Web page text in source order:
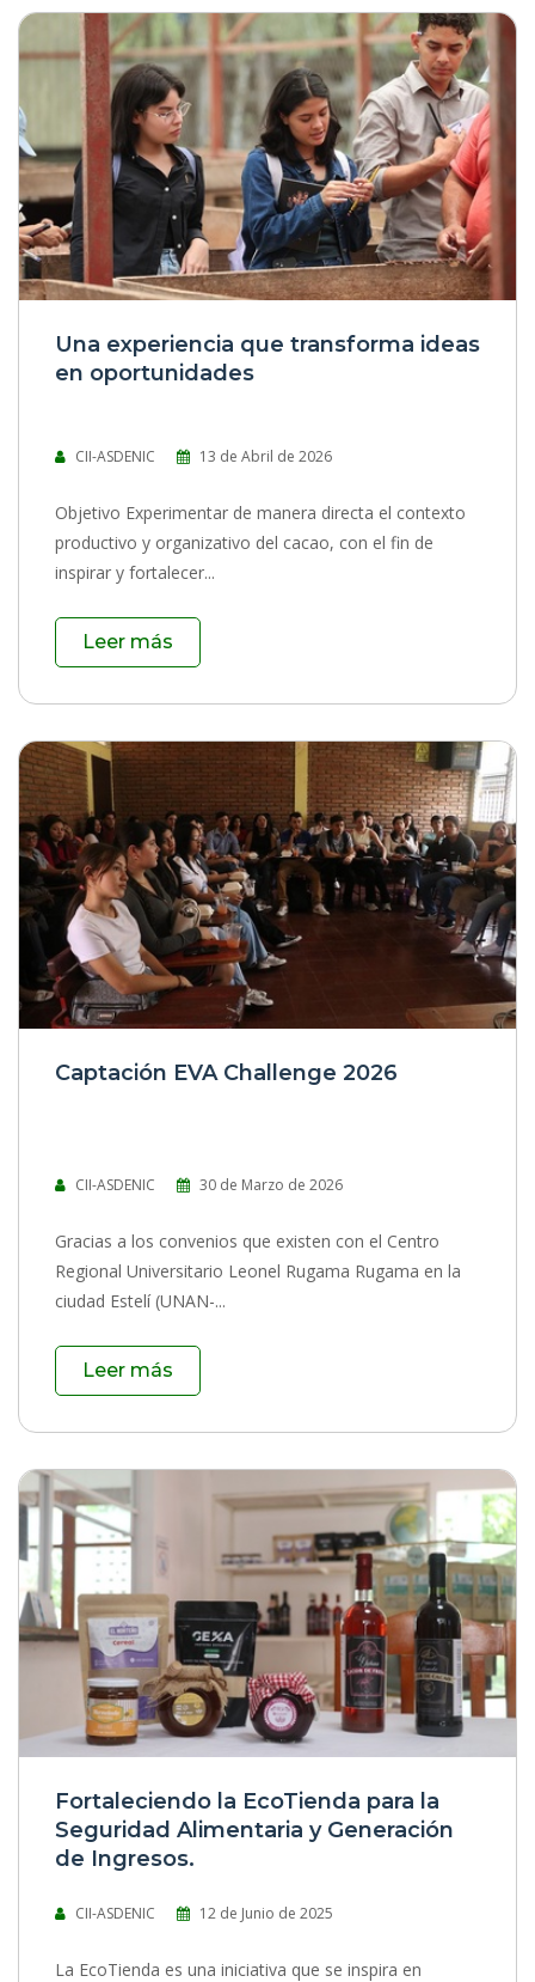
1 Comentario | 593 Vistas
Una experiencia que transforma ideas
en oportunidades
CII-ASDENIC 13 de Abril de 2026
Objetivo Experimentar de manera directa el contexto
productivo y organizativo del cacao, con el fin de
inspirar y fortalecer...
Leer más
0 Comentarios 607 Vistas
Captación EVA Challenge 2026
CII-ASDENIC 30 de Marzo de 2026
Gracias a los convenios que existen con el Centro
Regional Universitario Leonel Rugama Rugama en la
ciudad Estelí (UNAN-...
Leer más
0 Comentarios | 1497 Vistas
Fortaleciendo la EcoTienda para la
Seguridad Alimentaria y Generación
de Ingresos.
CII-ASDENIC 12 de Junio de 2025
La EcoTienda es una iniciativa que se inspira en